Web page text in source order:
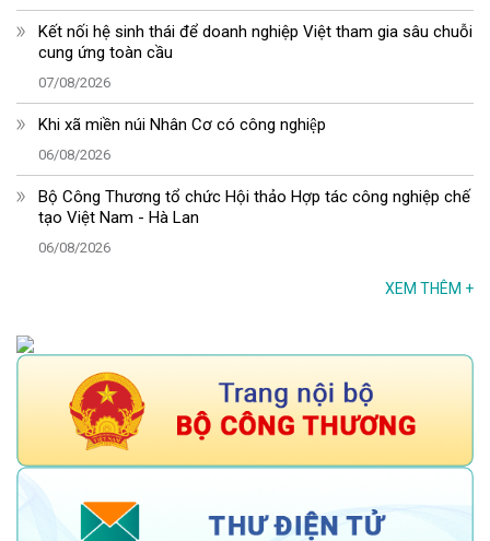
Kết nối hệ sinh thái để doanh nghiệp Việt tham gia sâu chuỗi
cung ứng toàn cầu
07/08/2026
Khi xã miền núi Nhân Cơ có công nghiệp
06/08/2026
Bộ Công Thương tổ chức Hội thảo Hợp tác công nghiệp chế
tạo Việt Nam - Hà Lan
06/08/2026
XEM THÊM +